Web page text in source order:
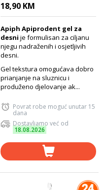
18,90 KM
Apiph Apiprodent gel za
desni je formulisan za ciljanu
njegu nadraženih i osjetljivih
desni.
Gel tekstura omogućava dobro
prianjanje na sluznicu i
produženo djelovanje ak...
Povrat robe moguć unutar 15
dana
Dostavljamo već od
18.08.2026